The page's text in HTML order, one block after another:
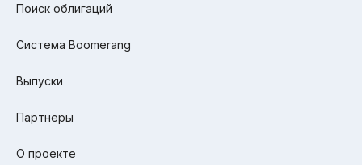
Поиск облигаций
Система Boomerang
Выпуски
Партнеры
О проекте